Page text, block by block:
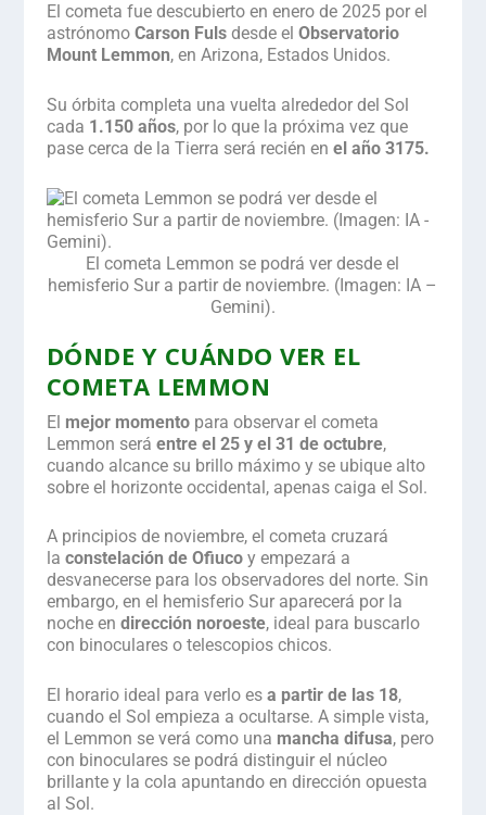
El cometa fue descubierto en enero de 2025 por el
astrónomo Carson Fulsdesde el Observatorio
Mount Lemmon, en Arizona, Estados Unidos.
Su órbita completa una vuelta alrededor del Sol
cada 1.150 años, por lo que la próxima vez que
pase cerca de la Tierra será recién en el año 3175.
El cometa Lemmon se podrá ver desde el
hemisferio Sur a partir de noviembre. (Imagen: IA –
Gemini).
DÓNDE Y CUÁNDO VER EL
COMETA LEMMON
El mejor momento para observar el cometa
Lemmon será entre el 25 y el 31 de octubre,
cuando alcance su brillo máximo y se ubique alto
sobre el horizonte occidental, apenas caiga el Sol.
A principios de noviembre, el cometa cruzará
la constelación de Ofiuco y empezará a
desvanecerse para los observadores del norte. Sin
embargo, en el hemisferio Sur aparecerá por la
noche en dirección noroeste, ideal para buscarlo
con binoculares o telescopios chicos.
El horario ideal para verlo es a partir de las 18,
cuando el Sol empieza a ocultarse. A simple vista,
el Lemmon se verá como una mancha difusa, pero
con binoculares se podrá distinguir el núcleo
brillante y la cola apuntando en dirección opuesta
al Sol.